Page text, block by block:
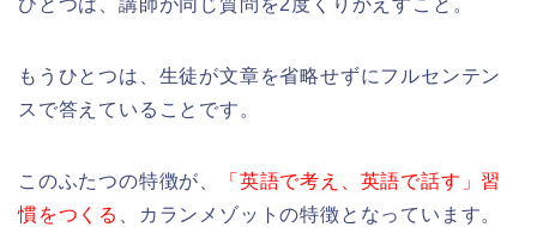
ひとつは、講師が同じ質問を2度くりかえすこと。
もうひとつは、生徒が文章を省略せずにフルセンテン
スで答えていることです。
このふたつの特徴が、
「英語で考え、英語で話す」習
慣をつくる
、カランメゾットの特徴となっています。